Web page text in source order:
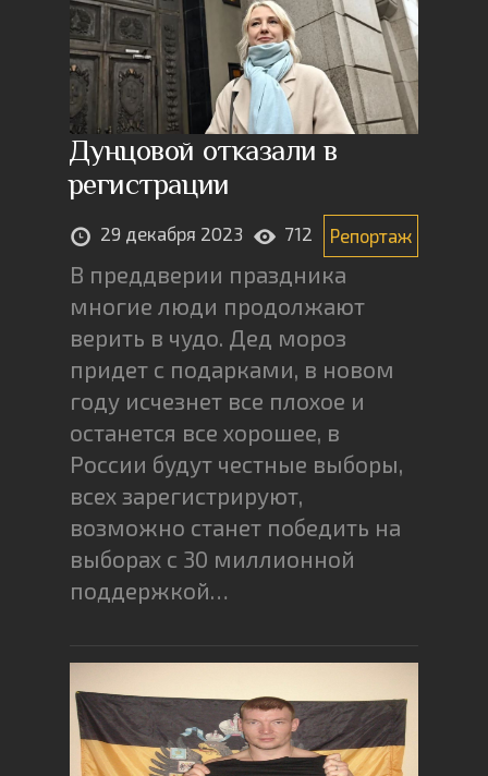
Дунцовой отказали в
регистрации
29 декабря 2023 712 Репортаж
В преддверии праздника
многие люди продолжают
верить в чудо. Дед мороз
придет с подарками, в новом
году исчезнет все плохое и
останется все хорошее, в
России будут честные выборы,
всех зарегистрируют,
возможно станет победить на
выборах с 30 миллионной
поддержкой…